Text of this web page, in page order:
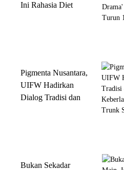
Ini Rahasia Diet
Pigmenta Nusantara,
UIFW Hadirkan
Dialog Tradisi dan
Bukan Sekadar